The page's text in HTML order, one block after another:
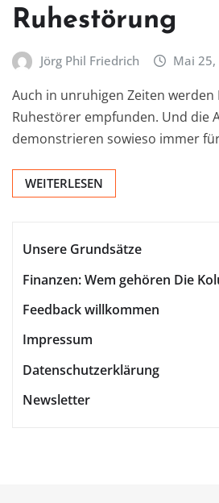
Ruhestörung
Jörg Phil Friedrich Mai 25,
Auch in unruhigen Zeiten
Ruhestörer empfunden. Und die
demonstrieren sowieso immer
WEITERLESEN
Unsere Grundsätze
Finanzen: Wem gehören Die
Feedback willkommen
Impressum
Datenschutzerklärung
Newsletter